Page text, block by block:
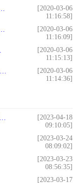
[2020-03-06
11:16:58]
[2020-03-06
11:16:09]
[2020-03-06
11:15:13]
[2020-03-06
11:14:36]
[2023-04-18
09:10:05]
[2023-03-24
08:09:02]
[2023-03-23
08:56:35]
[2023-03-17